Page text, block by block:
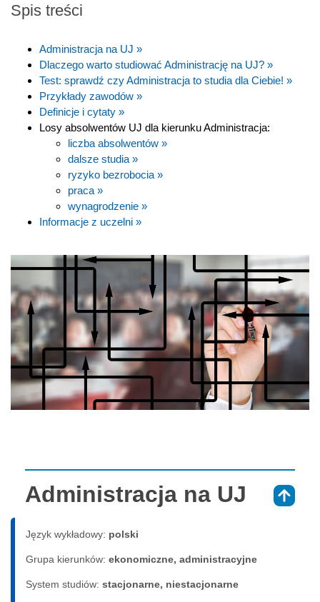
Spis treści
Administracja na UJ »
Dlaczego warto studiować Administrację na UJ? »
Test: sprawdź czy Administracja to studia dla Ciebie! »
Przykłady zawodów »
Definicje i cytaty »
Losy absolwentów UJ dla kierunku Administracja:
liczba absolwentów »
dalsze studia »
ryzyko bezrobocia »
praca »
wynagrodzenie »
Informacje z uczelni »
Administracja na UJ
Język wykładowy: polski
Grupa kierunków: ekonomiczne, administracyjne
System studiów: sta­cjo­nar­ne, nie­sta­cjo­nar­ne